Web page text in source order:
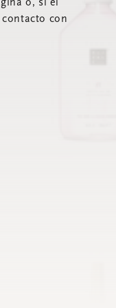
o, si el
con